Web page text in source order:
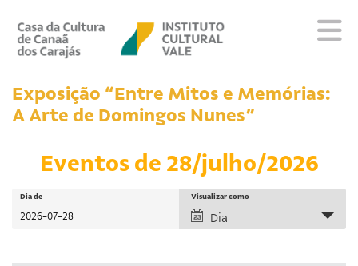
Sobre
Eventos
Repositório
Educativo
Exposição “Entre Mitos e Memórias:
A Arte de Domingos Nunes”
Eventos de 28/julho/2026
Pesquisa
e
Pesquisar
Eventos
Dia de
Navegação
do
visual
Visualizar como
Dia